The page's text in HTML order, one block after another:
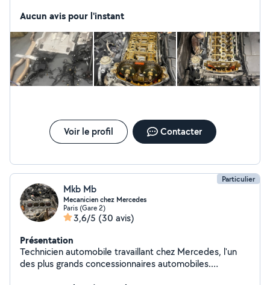
chez Mercedes-Benz, je mets mon expertise au service
travail de qualité réalisé dans les règles de l'art.
Prestations proposées : * Diagnostic électronique *
Entretien et révision * Distribution et pompe à eau *
Embrayage * Suspensions (amortisseurs, triangles,
rotules, biellettes) * Freinage * Alternateur, démarreur *
professionnel Conseils honnêtes et transparence sur les
réparations Tarifs compétitifs Satisfaction client au
cœur de chaque intervention Confiez votre véhicule à
fiabilité et le respect des bonnes pratiques.
Aucun avis pour l'instant
Voir le profil Contacter
Particulier
Mkb Mb
Mecanicien chez Mercedes
Paris (Gare 2)
3,6/5 (30 avis)
Présentation
Technicien automobile travaillant chez Mercedes, l'un
des plus grands concessionnaires automobiles.